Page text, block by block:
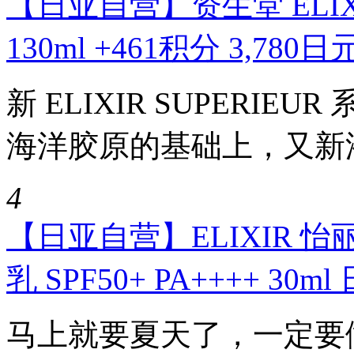
130ml +461积分 3,780日
新 ELIXIR SUPERIEUR
海洋胶原的基础上，又新
4
【日亚自营】ELIXIR 怡
乳 SPF50+ PA++++ 30ml
马上就要夏天了，一定